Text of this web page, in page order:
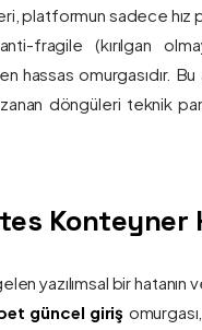
platformun sadece hız
fragile (kırılgan
hassas omurgasıdır.
döngüleri teknik
Konteyner
yazılımsal bir hatanın
güncel giriş